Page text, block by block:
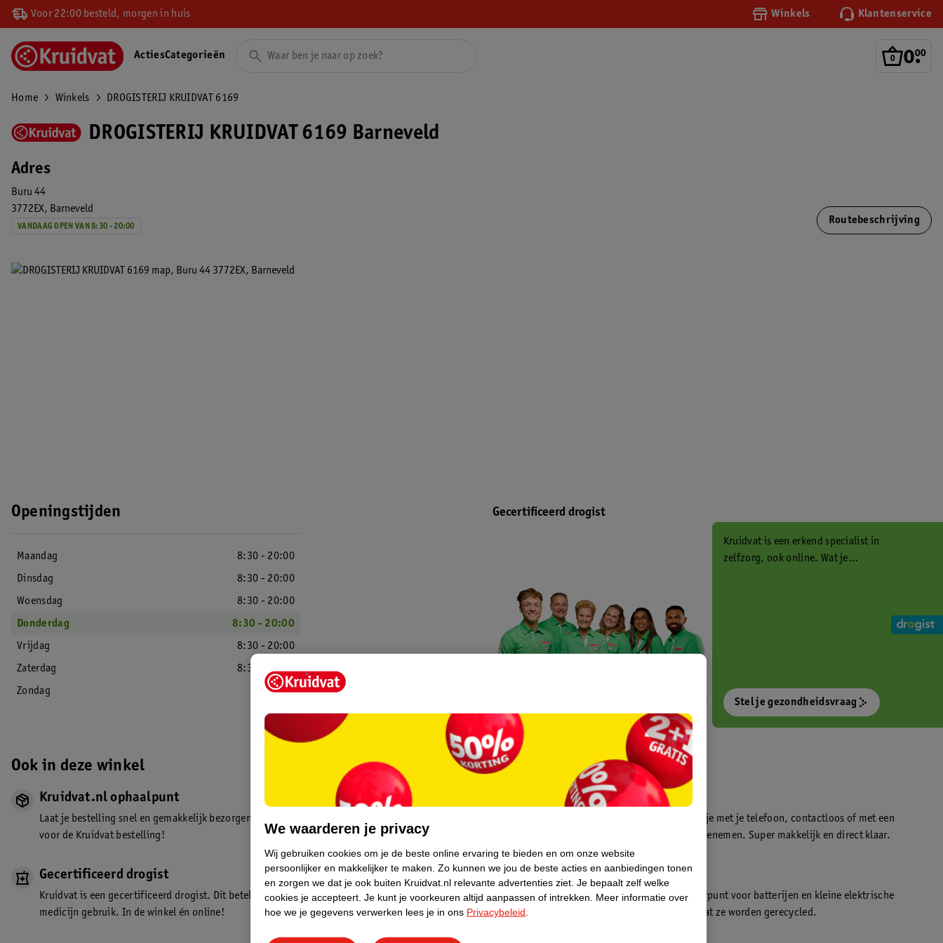
Voor 22:00 besteld, morgen in huis Winkels Klantenservice
0.
00
ActiesCategorieën
Home Winkels DROGISTERIJ KRUIDVAT 6169
DROGISTERIJ KRUIDVAT 6169 Barneveld
Adres
Buru 44
3772EX
Barneveld
VANDAAG OPEN VAN 8:30 - 20:00
Routebeschrijving
Openingstijden
Maandag
8:30 - 20:00
Dinsdag
8:30 - 20:00
Woensdag
8:30 - 20:00
Donderdag
8:30 - 20:00
Vrijdag
8:30 - 20:00
Zaterdag
8:30 - 18:00
Zondag
Gesloten
Gecertificeerd drogist
Kruidvat is een erkend specialist in
zelfzorg, ook online. Wat je
Stel je gezondheidsvraag
Ook in deze winkel
Kruidvat.nl ophaalpunt
Laat je bestelling snel en gemakkelijk bezorgen in de winkel. Zo hoef je niet thuis te blijven
voor de Kruidvat bestelling!
Gecertificeerd drogist
Kruidvat is een gecertificeerd drogist. Dit betekent dat je deskundig advies krijgt over
medicijn gebruik. In de winkel én online!
Kruidvat fotokiosk
In de winkel vind je een fotokiosk waarmee je met je telefoon, contactloos of met een
geheugenkaartje, jouw foto’s direct kan meenemen. Super makkelijk en direct klaar.
WeCycle inleverpunt
In deze Kruidvat vind je een WeCycle inleverpunt voor batterijen en kleine elektrische
apparaten. Deze kan je gratis inleveren zodat ze worden gerecycled.
We waarderen je privacy
Wij gebruiken cookies om je de beste online ervaring te bieden en om onze website
persoonlijker en makkelijker te maken. Zo kunnen we jou de beste acties en aanbiedingen tonen
en zorgen we dat je ook buiten Kruidvat.nl relevante advertenties ziet. Je bepaalt zelf welke
cookies je accepteert. Je kunt je voorkeuren altijd aanpassen of intrekken.
Meer informatie over
hoe we je gegevens verwerken lees je in ons Privacybeleid